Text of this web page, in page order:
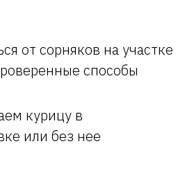
от сорняков на участке
способы
курицу в
или без нее